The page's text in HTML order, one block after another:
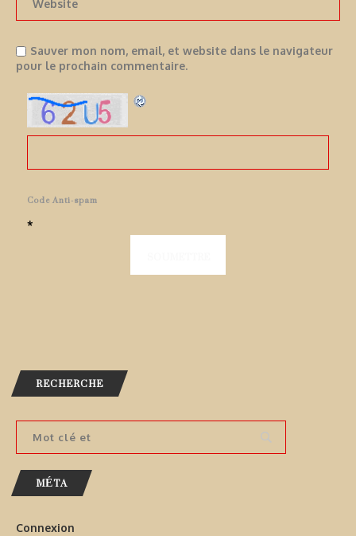
Sauver mon nom, email, et website dans le navigateur
pour le prochain commentaire.
Code Anti-spam
*
RECHERCHE
MÉTA
Connexion